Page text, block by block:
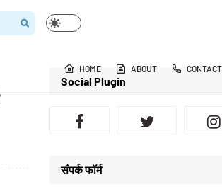
HOME ABOUT CONTACT
Social Plugin
संपर्क फॉर्म